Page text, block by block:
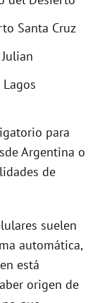
Santa Cruz
Lagos
para
Argentina o
de
suelen
automática,
está
origen de